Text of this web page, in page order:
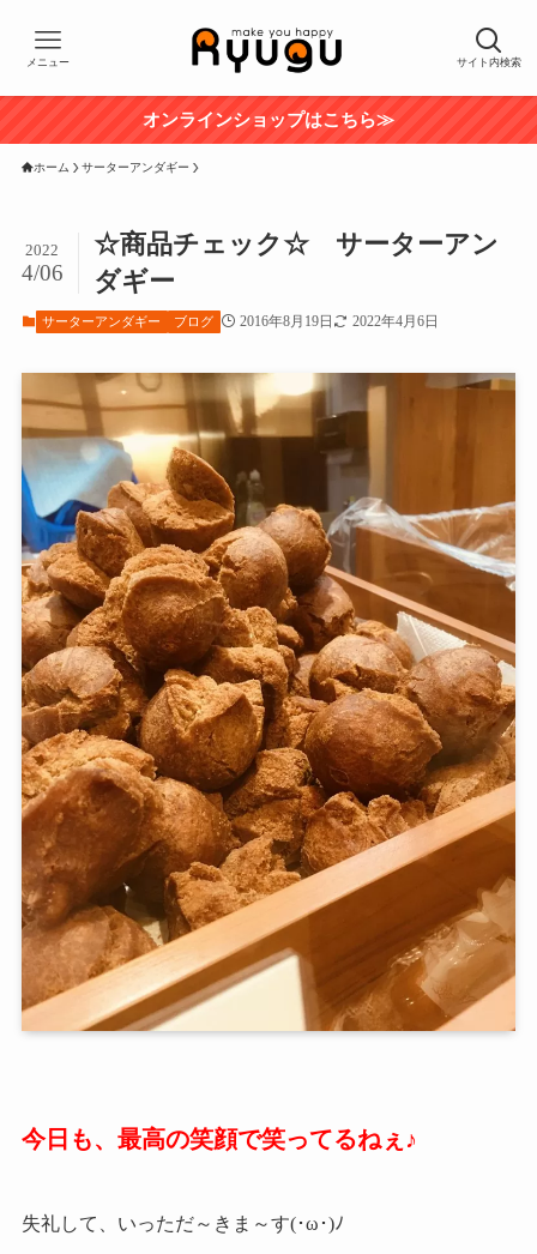
サイト内検索
メニュー
オンラインショップはこちら≫
ホーム サーターアンダギー
☆商品チェック☆ サーターアン
ダギー
2022
4/06
サーターアンダギー ブログ 2016年8月19日 2022年4月6日
今日も、最高の笑顔で笑ってるねぇ♪
失礼して、いっただ～きま～す(･ω･)ﾉ